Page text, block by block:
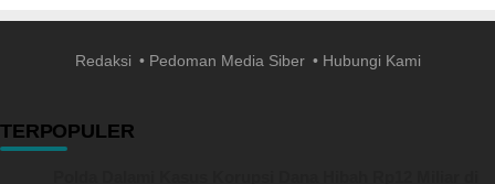
Redaksi Pedoman Media Siber Hubungi Kami
TERPOPULER